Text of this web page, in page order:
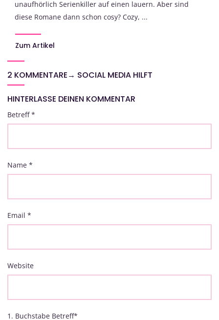
unaufhörlich Serienkiller auf einen lauern. Aber sind
diese Romane dann schon cosy? Cozy, ...
Zum Artikel
2 KOMMENTARE→ SOCIAL MEDIA HILFT
HINTERLASSE DEINEN KOMMENTAR
Betreff*
Name *
Email *
Website
1. Buchstabe Betreff*